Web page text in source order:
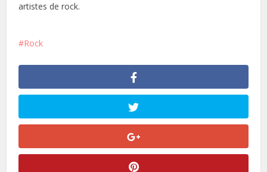
artistes de rock.
Rock